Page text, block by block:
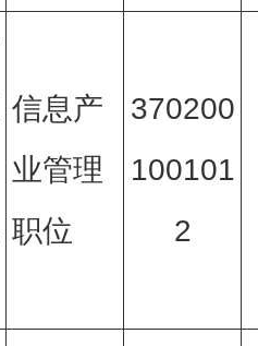
信息产
业管理
职位
370200
100101
2